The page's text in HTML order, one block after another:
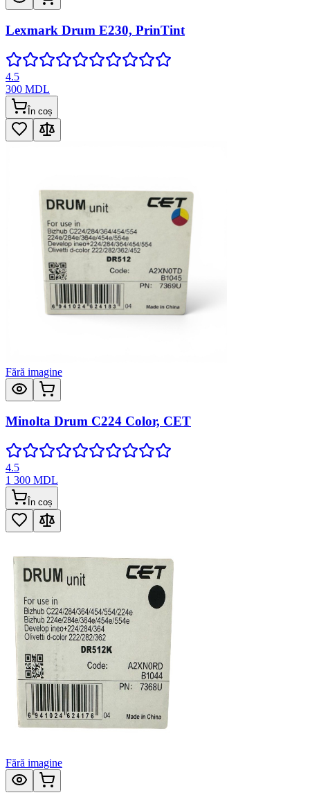
Lexmark Drum E230, PrinTint
4.5
300 MDL
În coș
Fără imagine
Minolta Drum C224 Color, CET
4.5
1 300 MDL
În coș
Fără imagine